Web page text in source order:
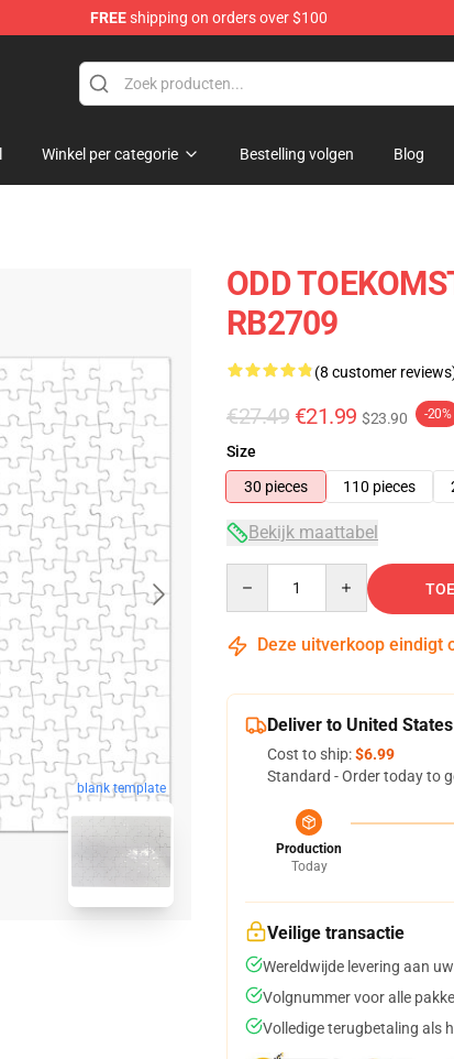
FREEshipping on orders over $100
Winkel per categorie Bestelling volgen Blog
blank template
ODD
RB2709
(8 customer
€27.49 €21.99 $23.90 -20%
Size
30 pieces
110 pieces
Bekijk maattabel
Deze uitverkoop eindigt
Deliver to United States
Cost to ship:$6.99
Standard - Order today to
Production
Today
Veilige transactie
Wereldwijde levering aan
Volgnummer voor alle
Volledige terugbetaling als